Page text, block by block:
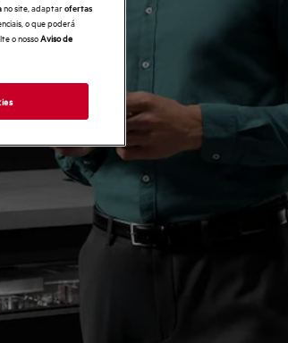
no site, adaptarofertas
o que poderá
o nossoAviso de